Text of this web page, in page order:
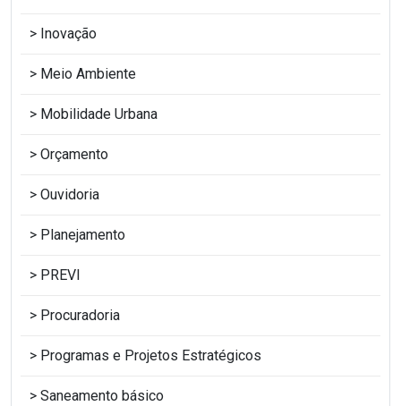
Inovação
Meio Ambiente
Mobilidade Urbana
Orçamento
Ouvidoria
Planejamento
PREVI
Procuradoria
Programas e Projetos Estratégicos
Saneamento básico